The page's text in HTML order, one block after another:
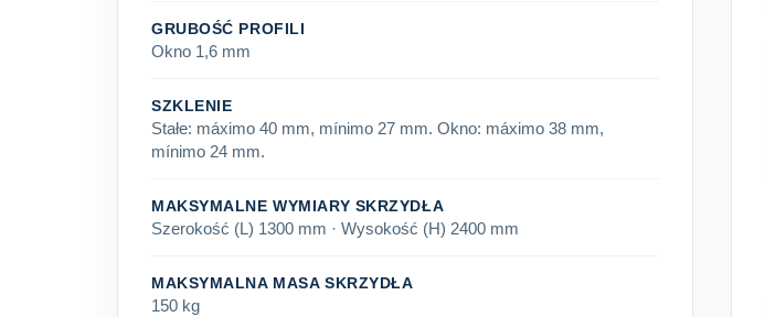
GRUBOŚĆ PROFILI
Okno 1,6 mm
SZKLENIE
Stałe: máximo 40 mm, mínimo 27 mm. Okno: máximo 38 mm,
mínimo 24 mm.
MAKSYMALNE WYMIARY SKRZYDŁA
Szerokość (L) 1300 mm · Wysokość (H) 2400 mm
MAKSYMALNA MASA SKRZYDŁA
150 kg